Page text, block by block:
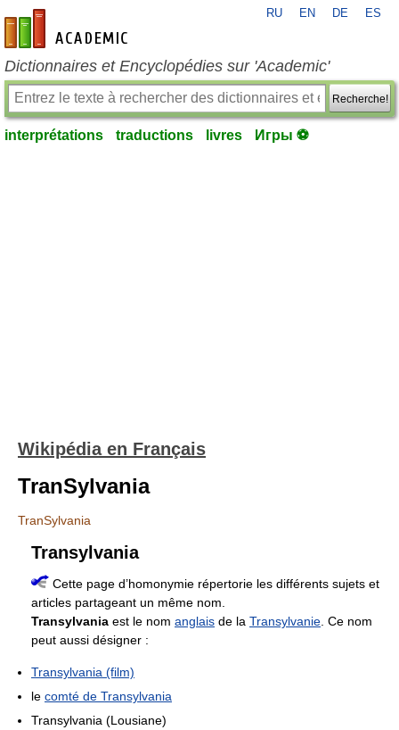
fr-academic.com
RU EN DE ES
Dictionnaires et Encyclopédies sur 'Academic'
Recherche!
interprétations traductions livres Игры ⚽
Wikipédia en Français
TranSylvania
TranSylvania
Transylvania
Cette page d’homonymie répertorie les différents sujets et
articles partageant un même nom.
Transylvania est le nom anglais de la Transylvanie . Ce nom
peut aussi désigner :
Transylvania (film)
le comté de Transylvania
Transylvania (Lousiane)